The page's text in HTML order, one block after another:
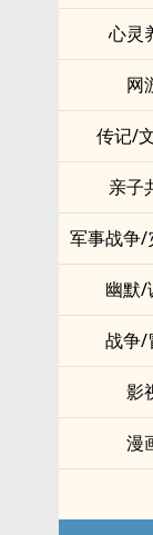
心灵
网
传记/
亲子
军事战争/
幽默/
战争/
影
漫